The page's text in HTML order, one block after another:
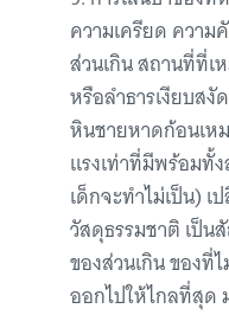
ความเครียด ความ
ส่วนเกิน สถานที่ที่
หรือลำธารเงียบสงั
หินชายหาดก้อนเห
แรงเท่าที่มีพร้อมทั้
เด็กจะทำไม่เป็น)
วัสดุธรรมชาติ เป็
ของส่วนเกิน ของที่ไ
ออกไปให้ไกลที่สุด